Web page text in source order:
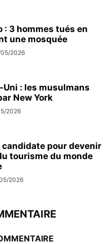
: 3 hommes tués en
une mosquée
2026
Uni : les musulmans
New York
2026
candidate pour devenir
tourisme du monde
2026